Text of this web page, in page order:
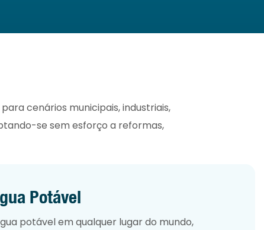
cenários municipais, industriais,
se sem esforço a reformas,
Potável
potável em qualquer lugar do mundo,